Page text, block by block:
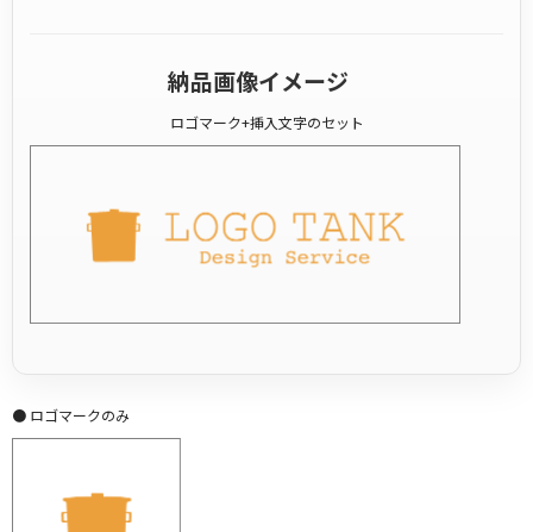
納品画像イメージ
ロゴマーク+挿入文字のセット
● ロゴマークのみ